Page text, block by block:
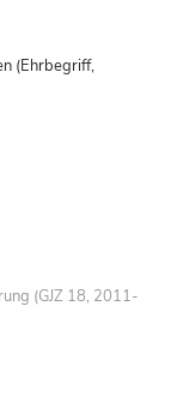
(Ehrbegriff,
(GJZ 18, 2011-